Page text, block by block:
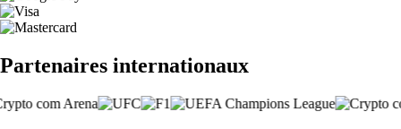
Partenaires internationaux